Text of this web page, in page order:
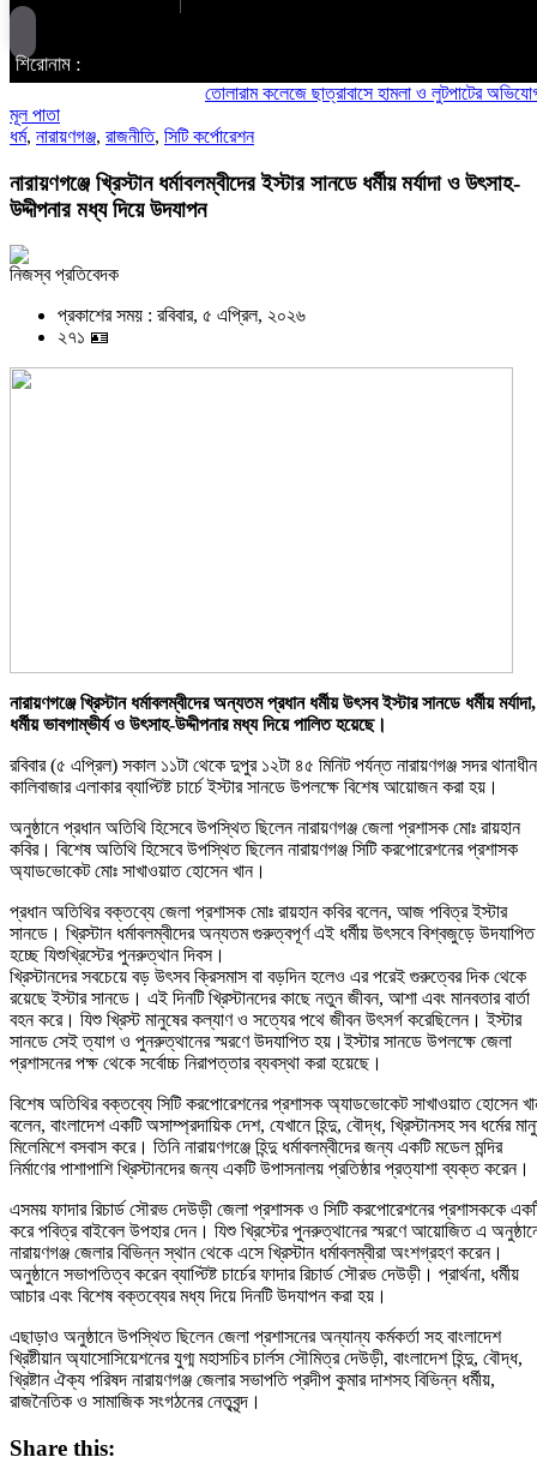
শিরোনাম :
তোলারাম কলেজে ছাত্রাবাসে হামলা ও লুটপাটের অভিযোগ
মূল পাতা
ধর্ম, নারায়ণগঞ্জ, রাজনীতি, সিটি কর্পোরেশন
নারায়ণগঞ্জে খ্রিস্টান ধর্মাবলম্বীদের ইস্টার সানডে ধর্মীয় মর্যাদা ও উৎসাহ-
উদ্দীপনার মধ্য দিয়ে উদযাপন
নিজস্ব প্রতিবেদক
প্রকাশের সময় : রবিবার, ৫ এপ্রিল, ২০২৬
২৭১ 🪪
নারায়ণগঞ্জে খ্রিস্টান ধর্মাবলম্বীদের অন্যতম প্রধান ধর্মীয় উৎসব ইস্টার সানডে ধর্মীয় মর্যাদা,
ধর্মীয় ভাবগাম্ভীর্য ও উৎসাহ-উদ্দীপনার মধ্য দিয়ে পালিত হয়েছে।
রবিবার (৫ এপ্রিল) সকাল ১১টা থেকে দুপুর ১২টা ৪৫ মিনিট পর্যন্ত নারায়ণগঞ্জ সদর থানাধীন
কালিবাজার এলাকার ব্যাপ্টিষ্ট চার্চে ইস্টার সানডে উপলক্ষে বিশেষ আয়োজন করা হয়।
অনুষ্ঠানে প্রধান অতিথি হিসেবে উপস্থিত ছিলেন নারায়ণগঞ্জ জেলা প্রশাসক মোঃ রায়হান
কবির। বিশেষ অতিথি হিসেবে উপস্থিত ছিলেন নারায়ণগঞ্জ সিটি করপোরেশনের প্রশাসক
অ্যাডভোকেট মোঃ সাখাওয়াত হোসেন খান।
প্রধান অতিথির বক্তব্যে জেলা প্রশাসক মোঃ রায়হান কবির বলেন, আজ পবিত্র ইস্টার
সানডে। খ্রিস্টান ধর্মাবলম্বীদের অন্যতম গুরুত্বপূর্ণ এই ধর্মীয় উৎসবে বিশ্বজুড়ে উদযাপিত
হচ্ছে যিশুখ্রিস্টের পুনরুত্থান দিবস।
খ্রিস্টানদের সবচেয়ে বড় উৎসব ক্রিসমাস বা বড়দিন হলেও এর পরেই গুরুত্বের দিক থেকে
রয়েছে ইস্টার সানডে। এই দিনটি খ্রিস্টানদের কাছে নতুন জীবন, আশা এবং মানবতার বার্তা
বহন করে। যিশু খ্রিস্ট মানুষের কল্যাণ ও সত্যের পথে জীবন উৎসর্গ করেছিলেন। ইস্টার
সানডে সেই ত্যাগ ও পুনরুত্থানের স্মরণে উদযাপিত হয়।ইস্টার সানডে উপলক্ষে জেলা
প্রশাসনের পক্ষ থেকে সর্বোচ্চ নিরাপত্তার ব্যবস্থা করা হয়েছে।
বিশেষ অতিথির বক্তব্যে সিটি করপোরেশনের প্রশাসক অ্যাডভোকেট সাখাওয়াত হোসেন
বলেন, বাংলাদেশ একটি অসাম্প্রদায়িক দেশ, যেখানে হিন্দু, বৌদ্ধ, খ্রিস্টানসহ সব ধর্মের
মিলেমিশে বসবাস করে। তিনি নারায়ণগঞ্জে হিন্দু ধর্মাবলম্বীদের জন্য একটি মডেল মন্দির
নির্মাণের পাশাপাশি খ্রিস্টানদের জন্য একটি উপাসনালয় প্রতিষ্ঠার প্রত্যাশা ব্যক্ত করেন।
এসময় ফাদার রিচার্ড সৌরভ দেউড়ী জেলা প্রশাসক ও সিটি করপোরেশনের প্রশাসককে
করে পবিত্র বাইবেল উপহার দেন। যিশু খ্রিস্টের পুনরুত্থানের স্মরণে আয়োজিত এ
নারায়ণগঞ্জ জেলার বিভিন্ন স্থান থেকে এসে খ্রিস্টান ধর্মাবলম্বীরা অংশগ্রহণ করেন।
অনুষ্ঠানে সভাপতিত্ব করেন ব্যাপ্টিষ্ট চার্চের ফাদার রিচার্ড সৌরভ দেউড়ী। প্রার্থনা, ধর্মীয়
আচার এবং বিশেষ বক্তব্যের মধ্য দিয়ে দিনটি উদযাপন করা হয়।
এছাড়াও অনুষ্ঠানে উপস্থিত ছিলেন জেলা প্রশাসনের অন্যান্য কর্মকর্তা সহ বাংলাদেশ
খ্রিষ্টীয়ান অ্যাসোসিয়েশনের যুগ্ম মহাসচিব চার্লস সৌমিত্র দেউড়ী, বাংলাদেশ হিন্দু, বৌদ্ধ,
খ্রিষ্টান ঐক্য পরিষদ নারায়ণগঞ্জ জেলার সভাপতি প্রদীপ কুমার দাশসহ বিভিন্ন ধর্মীয়,
রাজনৈতিক ও সামাজিক সংগঠনের নেতৃবৃন্দ।
Share this: